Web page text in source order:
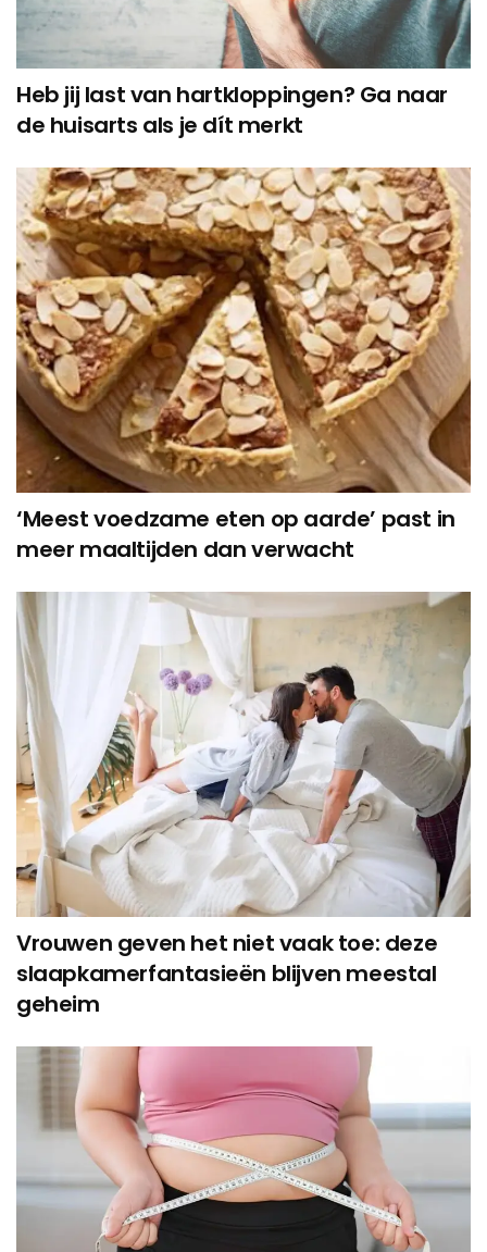
Heb jij last van hartkloppingen? Ga naar
de huisarts als je dít merkt
‘Meest voedzame eten op aarde’ past in
meer maaltijden dan verwacht
Vrouwen geven het niet vaak toe: deze
slaapkamerfantasieën blijven meestal
geheim